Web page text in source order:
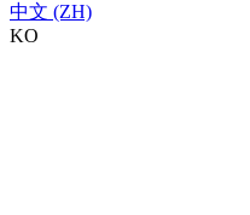
中文 (ZH)
KO